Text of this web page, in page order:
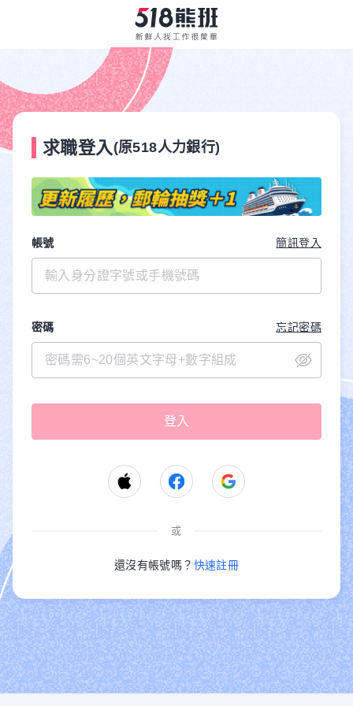
求職登入 (原518人力銀行)
帳號 簡訊登入
密碼 忘記密碼
或
還沒有帳號嗎？ 快速註冊